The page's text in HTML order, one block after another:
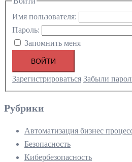
Имя пользователя:
Пароль:
Запомнить меня
ВОЙТИ
Зарегистрироваться Забыли
Рубрики
Автоматизация бизнес
Безопасность
Кибербезопасность